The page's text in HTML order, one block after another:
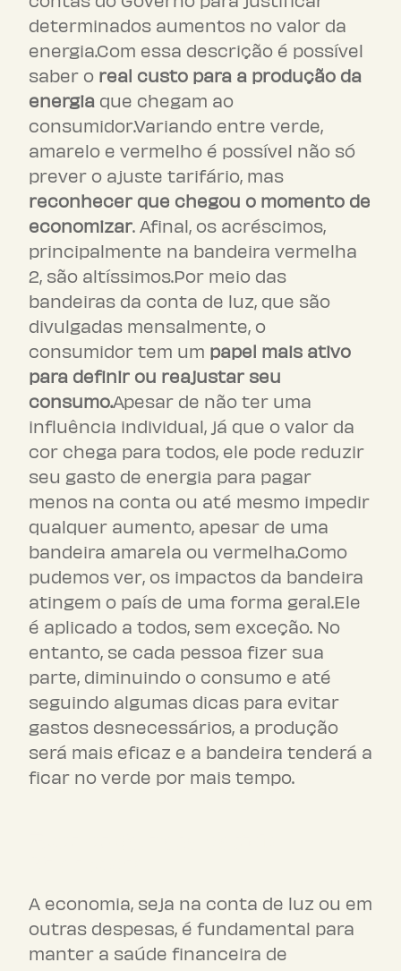
determinados aumentos no valor da
energia.Com essa descrição é possível
saber o real custo para a produção da
energia que chegam ao
consumidor.Variando entre verde,
amarelo e vermelho é possível não só
prever o ajuste tarifário, mas
reconhecer que chegou o momento de
economizar. Afinal, os acréscimos,
principalmente na bandeira vermelha
2, são altíssimos.Por meio das
bandeiras da conta de luz, que são
divulgadas mensalmente, o
consumidor tem um papel mais ativo
para definir ou reajustar seu
consumo.Apesar de não ter uma
influência individual, já que o valor da
cor chega para todos, ele pode reduzir
seu gasto de energia para pagar
menos na conta ou até mesmo impedir
qualquer aumento, apesar de uma
bandeira amarela ou vermelha.Como
pudemos ver, os impactos da bandeira
atingem o país de uma forma geral.Ele
é aplicado a todos, sem exceção. No
entanto, se cada pessoa fizer sua
parte, diminuindo o consumo e até
seguindo algumas dicas para evitar
gastos desnecessários, a produção
será mais eficaz e a bandeira tenderá a
ficar no verde por mais tempo.
A economia, seja na conta de luz ou em
outras despesas, é fundamental para
manter a saúde financeira de